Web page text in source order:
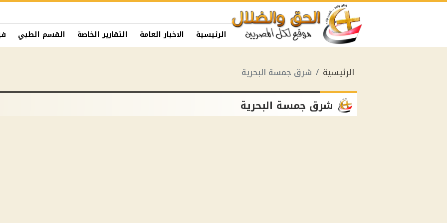
الرئيسية الاخبار العامة التقارير الخاصة القسم الطبي
الرئيسية شرق جمسة البحرية
شرق جمسة البحرية